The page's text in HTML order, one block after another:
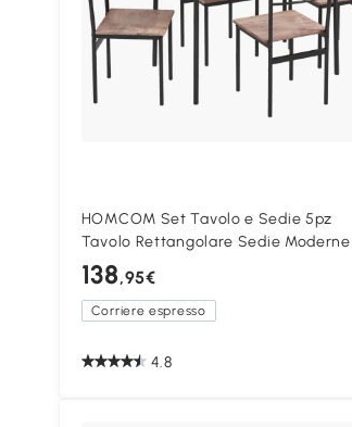
HOMCOM Set Tavolo e Sedie 5pz
Tavolo Rettangolare Sedie Moderne
138,95€
Corriere espresso
4.8